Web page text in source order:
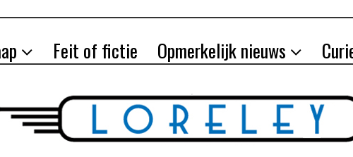
Feit of fictie Opmerkelijk nieuws